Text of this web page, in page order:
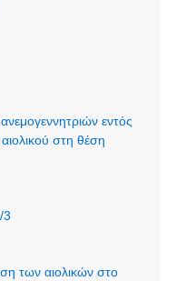
εντός
στη θέση
3
των αιολικών στο